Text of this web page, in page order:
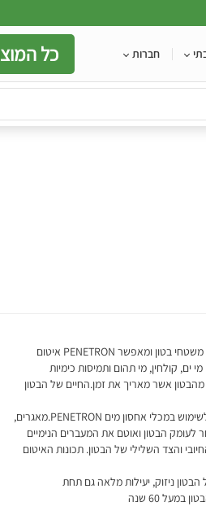
חברות כל
הינו חומר איטום גבישי אינטגראלי, המיושם על משטחי בטון ומאפשר PENETRON איטום
ים, קולחין, מי תהום ותמיסות כימיות
מהבטון אשר מאריך את זמן.החיים של הבטון
, מאושר לשימוש במגע עם מי שתייה, ומתאים לשימוש במכלי אחסון מים PENETRON.מאגרים,
לעומק הבטון ואוטם את המעברים הנימיים
והצד השלילי של הבטון. תכונות האיטום
ניזוק, יעילות מלאה גם תחת
60 שנה